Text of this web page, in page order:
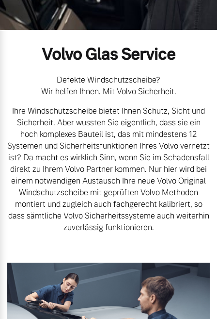
Mild-Hybrid
Geschäftskunden
Editionsmodelle
Konnektivität
Angebot anfragen
Sofort verfügbare Fahrzeuge
Volvo Gebrauchtwagenbörse
Zubehörkatalog
Service by Volvo
Sie erhalten bei uns eine
Vielzahl von Original
Volvo Winter- und
direkt an.
Mehr erfahren
Kontakt und Anfahrt
Volvo Glas Service
Defekte Windschutzscheibe?
Wir helfen Ihnen. Mit Volvo Sicherheit.
Ihre Windschutzscheibe bietet Ihnen Schutz, Sicht und
Sicherheit. Aber wussten Sie eigentlich, dass sie ein
hoch komplexes Bauteil ist, das mit mindestens 12
Systemen und Sicherheitsfunktionen Ihres Volvo vernetzt
ist? Da macht es wirklich Sinn, wenn Sie im Schadensfall
direkt zu Ihrem Volvo Partner kommen. Nur hier wird bei
einem notwendigen Austausch Ihre neue Volvo Original
Windschutzscheibe mit geprüften Volvo Methoden
montiert und zugleich auch fachgerecht kalibriert, so
dass sämtliche Volvo Sicherheitssysteme auch weiterhin
zuverlässig funktionieren.